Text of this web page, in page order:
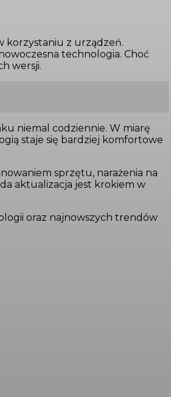
korzystaniu z urządzeń.
technologia. Choć
wersji.
niemal codziennie. W miarę
staje się bardziej komfortowe
sprzętu, narażenia na
aktualizacja jest krokiem w
oraz najnowszych trendów